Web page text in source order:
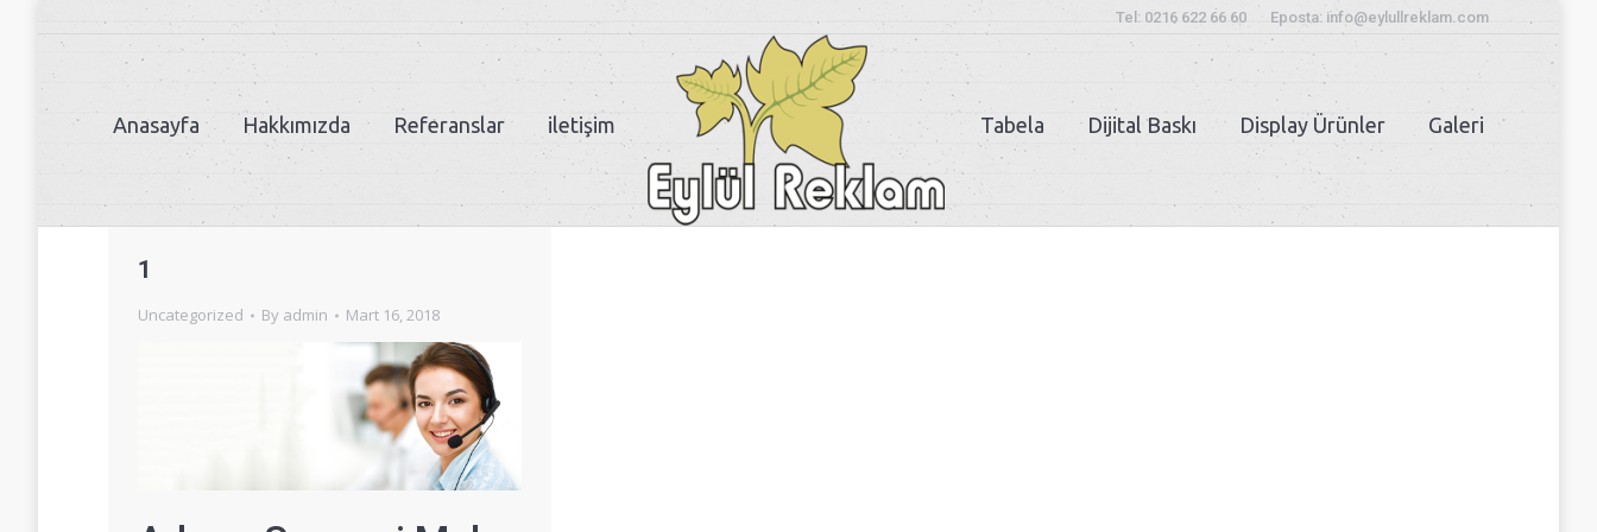
Tel: 0216 622 66 60 Eposta: info@eylullreklam.com
Anasayfa Hakkımızda Referanslar iletişim Tabela Dijital Baskı Display Ürünler Galeri
1
Uncategorized By admin Mart 16, 2018